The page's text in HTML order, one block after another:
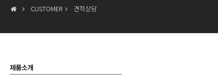
CUSTOMER 견적상담